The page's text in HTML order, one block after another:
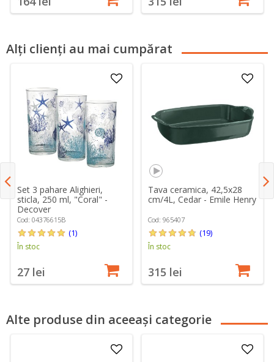
Alți clienți au mai cumpărat
Set 3 pahare Alighieri,
sticla, 250 ml, "Coral" -
Decover
Cod: 04376615B
(1)
În stoc
27 lei
Tava ceramica, 42,5x28
cm/4L, Cedar - Emile Henry
Cod: 965407
(19)
În stoc
315 lei
Alte produse din aceeași categorie